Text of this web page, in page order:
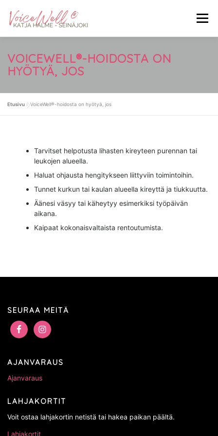
sisältöön
Valikko
ETUSIVU MITÄ ON VOICEWELL®
VOICEWELL®-HOIDOSTA ON
HYÖTYÄ, JOS
Etusivu »VoiceWell®-hoidosta on hyötyä, jos
Tarvitset helpotusta lihasten kireyteen purennan tai
leukojen alueella.
Haluat ohjausta hengitykseen liittyviin toimintoihin.
Tunnet kurkun tai kaulan alueella kireyttä ja tiukkuutta.
Äänesi väsyy tai käheytyy esimerkiksi työpäivän
aikana.
Kaipaat kokonaisvaltaista rentoutumista.
SEURAA MEITÄ
AJANVARAUS
Ajanvaraus
LAHJAKORTIT
Voit ostaa lahjakortin netistä tai hakea paikan päältä.
Lahjakortit